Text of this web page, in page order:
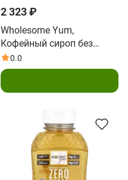
2 323 ₽
Wholesome Yum,
Кофейный сироп без
сахара, ваниль, 354 мл
(12 жидк. Унций)
0.0